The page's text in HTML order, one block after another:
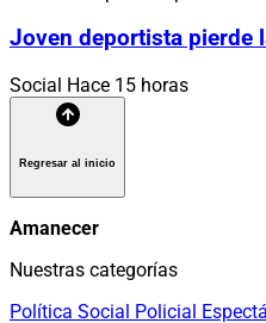
Joven deportista pierde
Social Hace 15 horas
Regresar al inicio
Amanecer
Nuestras categorías
Política Social Policial